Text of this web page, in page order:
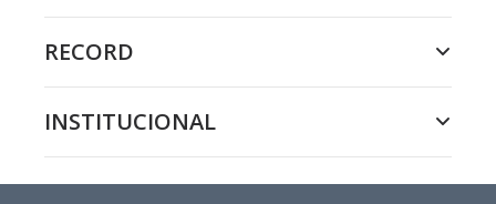
RECORD
INSTITUCIONAL